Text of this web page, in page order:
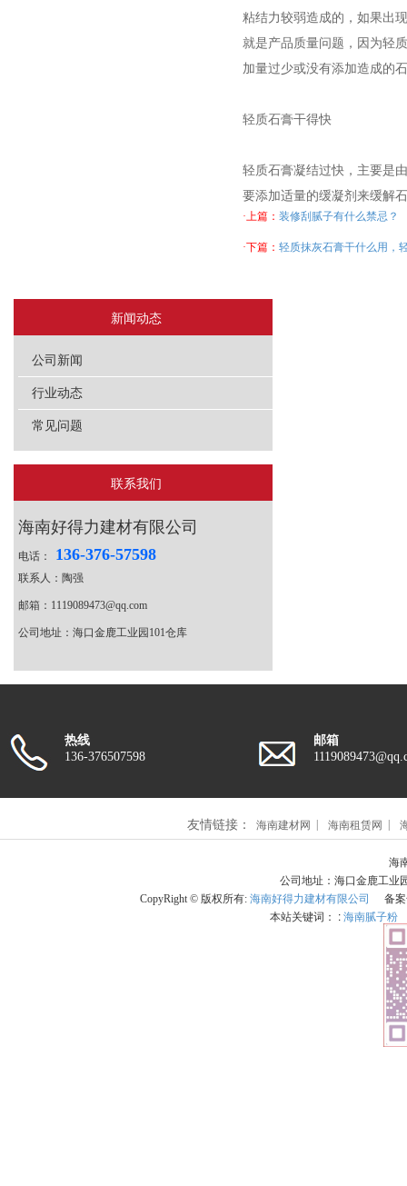
粘结力较弱造成的，如果出
就是产品质量问题，因为轻
加量过少或没有添加造成的
轻质石膏干得快
轻质石膏凝结过快，主要是
要添加适量的缓凝剂来缓解
·上篇：装修刮腻子有什么禁忌？
·下篇：轻质抹灰石膏干什么用，
新闻动态
公司新闻
行业动态
常见问题
联系我们
海南好得力建材有限公司
电话： 136-376-57598
联系人：陶强
邮箱：1119089473@qq.com
公司地址：海口金鹿工业园101仓库
热线
136-376507598
邮箱
友情链接： 海南建材网 海南租赁网
海
公司地址：海口金鹿工业
CopyRight © 版权所有: 海南好得力建材有限公司 备
本站关键词： :海南腻子粉